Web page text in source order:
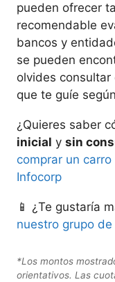
pueden ofrecer
recomendable
bancos y
se pueden
olvides consultar
que te guíe
¿Quieres saber
inicial y sin
comprar un
Infocorp
📱 ¿Te gustaría
nuestro grupo
*Los montos
orientativos. Las